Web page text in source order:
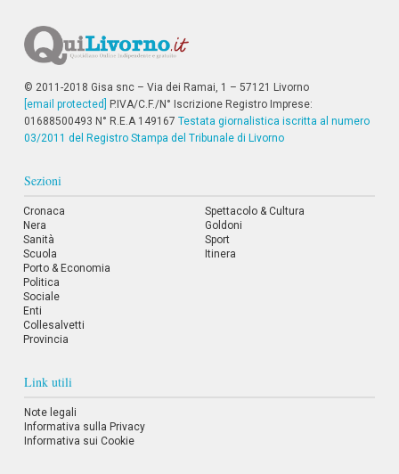
e
V
i
i
n
o
d
© 2011-2018 Gisa snc – Via dei Ramai, 1 – 57121 Livorno
[email protected]
P.IVA/C.F./N° Iscrizione Registro Imprese:
01688500493 N° R.E.A 149167 Testata giornalistica iscritta al numero
03/2011 del Registro Stampa del Tribunale di Livorno
Sezioni
Cronaca
Nera
Sanità
Scuola
Porto & Economia
Politica
Sociale
Enti
Collesalvetti
Provincia
Spettacolo & Cultura
Goldoni
Sport
Itinera
Link utili
Note legali
Informativa sulla Privacy
Informativa sui Cookie